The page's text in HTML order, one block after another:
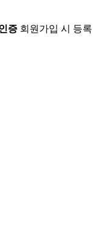
증 회원가입 시 등록